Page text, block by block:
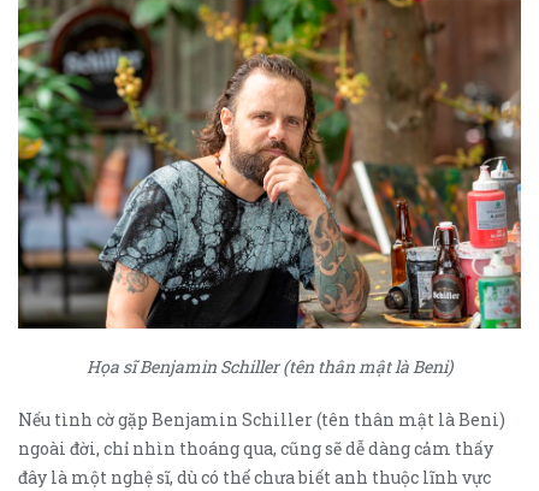
Họa sĩ Benjamin Schiller (tên thân mật là Beni)
Nếu tình cờ gặp Benjamin Schiller (tên thân mật là Beni)
ngoài đời, chỉ nhìn thoáng qua, cũng sẽ dễ dàng cảm thấy
đây là một nghệ sĩ, dù có thể chưa biết anh thuộc lĩnh vực